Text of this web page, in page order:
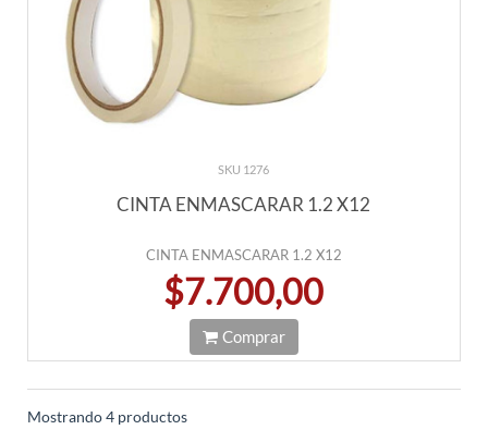
SKU 1276
CINTA ENMASCARAR 1.2 X12
CINTA ENMASCARAR 1.2 X12
$7.700,00
Comprar
Mostrando 4 productos